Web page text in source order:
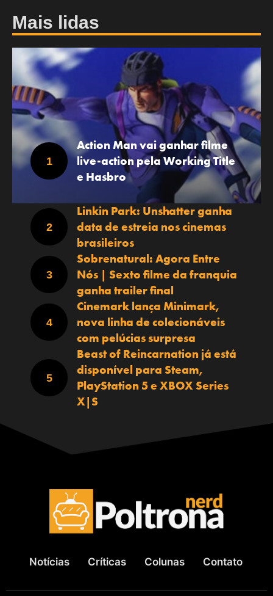
Mais lidas
Action Man vai ganhar filme
live-action pela Working Title
e Hasbro
Linkin Park: Unshatter ganha
data de estreia nos cinemas
brasileiros
Sobrenatural: Agora Entre
Nós | Sexto filme da franquia
ganha trailer final
Cinemark lança Minimark,
nova linha de colecionáveis
com pelúcias surpresa
Beast of Reincarnation já está
disponível para Steam,
PlayStation 5 e XBOX Series
X|S
Notícias Críticas Colunas Contato